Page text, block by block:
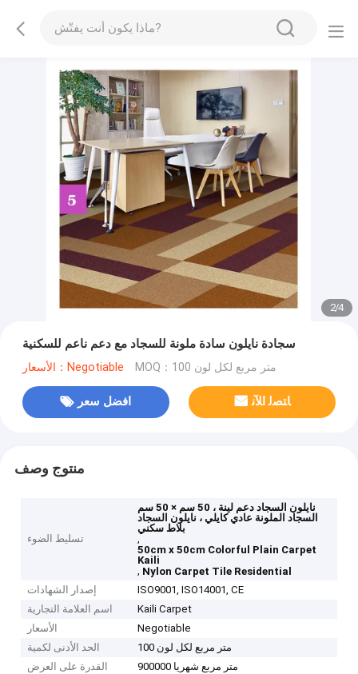
2/4
سجادة نايلون سادة ملونة للسجاد مع دعم ناعم للسكنية
الأسعار：Negotiable MOQ：100 متر مربع لكل لون
افضل سعر ﺎﺘﺼﻟ ﺍﻶﻧ
منتوج وصف
تسليط الضوء
نايلون السجاد دعم لينة ، 50 سم × 50 سم
السجاد الملونة عادي كايلي ، نايلون السجاد
بلاط سكني
,
50cm x 50cm Colorful Plain Carpet
Kaili
, Nylon Carpet Tile Residential
إصدار الشهادات
ISO9001, ISO14001, CE
اسم العلامة التجارية
Kaili Carpet
الأسعار
Negotiable
الحد الأدنى لكمية
100 متر مربع لكل لون
القدرة على العرض
900000 متر مربع شهريا